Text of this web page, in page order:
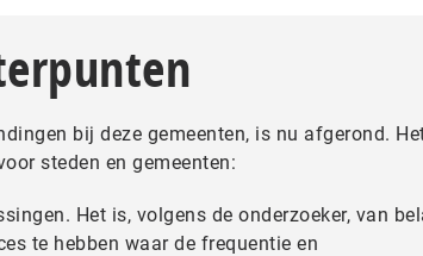
bij deze gemeenten, is nu afgerond.
steden en gemeenten:
Het is, volgens de onderzoeker, van
te hebben waar de frequentie en